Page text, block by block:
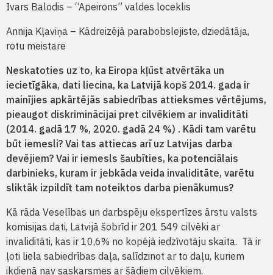
Ivars Balodis – “Apeirons” valdes loceklis
Annija Kļaviņa – Kādreizējā parabobslejiste, dziedātāja,
rotu meistare
Neskatoties uz to, ka Eiropa kļūst atvērtāka un
iecietīgāka, dati liecina, ka Latvijā kopš 2014. gada ir
mainījies apkārtējās sabiedrības attieksmes vērtējums,
pieaugot diskriminācijai pret cilvēkiem ar invaliditāti
(2014. gadā 17 %, 2020. gadā 24 %) . Kādi tam varētu
būt iemesli? Vai tas attiecas arī uz Latvijas darba
devējiem? Vai ir iemesls šaubīties, ka potenciālais
darbinieks, kuram ir jebkāda veida invaliditāte, varētu
sliktāk izpildīt tam noteiktos darba pienākumus?
Kā rāda Veselības un darbspēju ekspertīzes ārstu valsts
komisijas dati, Latvijā šobrīd ir 201 549 cilvēki ar
invaliditāti, kas ir 10,6% no kopējā iedzīvotāju skaita. Tā ir
ļoti liela sabiedrības daļa, salīdzinot ar to daļu, kuriem
ikdienā nav saskarsmes ar šādiem cilvēkiem.